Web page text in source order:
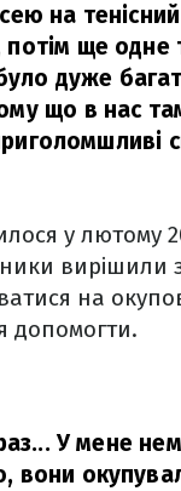
на
ще одне
дуже
що в нас
у лютому
вирішили
на
допомогти.
У мене
вони